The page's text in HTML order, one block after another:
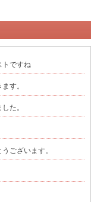
トですね
す。
た。
ございます。